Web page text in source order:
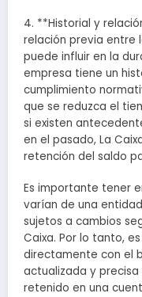
4. **Historial y
relación previa entre
puede influir en la
empresa tiene un
cumplimiento
que se reduzca el
si existen
en el pasado, La
retención del saldo
Es importante tener
varían de una
sujetos a cambios
Caixa. Por lo tanto,
directamente con el
actualizada y
retenido en una